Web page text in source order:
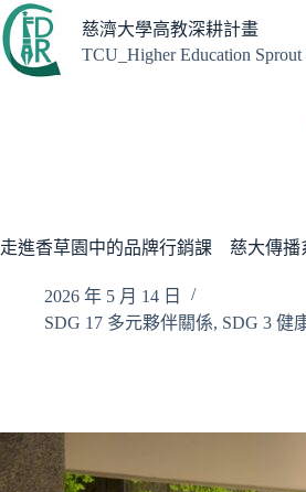
跳
至
主
慈濟大學高教深耕計畫
TCU_Higher Education Sprout
走進香草園中的品牌行銷課 慈大傳播
2026 年 5 月 14 日
SDG 17 多元夥伴關係, SDG 3 健